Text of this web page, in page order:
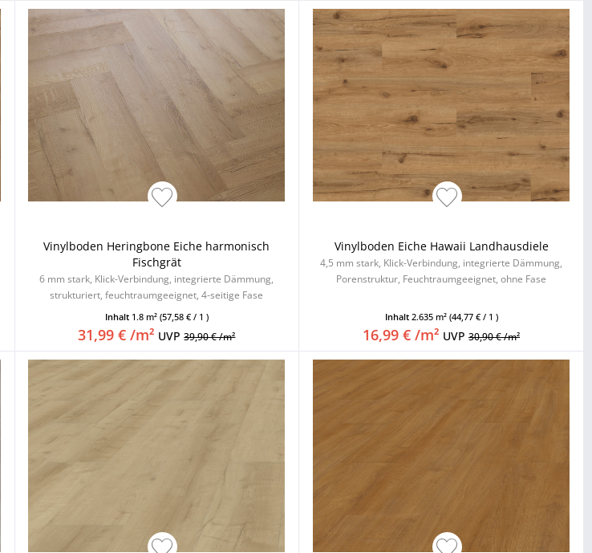
Vinylboden Heringbone Eiche harmonisch
Fischgrät
6 mm stark, Klick-Verbindung, integrierte Dämmung,
strukturiert, feuchtraumgeeignet, 4-seitige Fase
Inhalt 1.8 m² (57,58 € / 1 )
31,99 € /m² UVP39,90 € /m²
Vinylboden Eiche Hawaii Landhausdiele
4,5 mm stark, Klick-Verbindung, integrierte Dämmung,
Porenstruktur, Feuchtraumgeeignet, ohne Fase
Inhalt 2.635 m² (44,77 € / 1 )
16,99 € /m² UVP30,90 € /m²